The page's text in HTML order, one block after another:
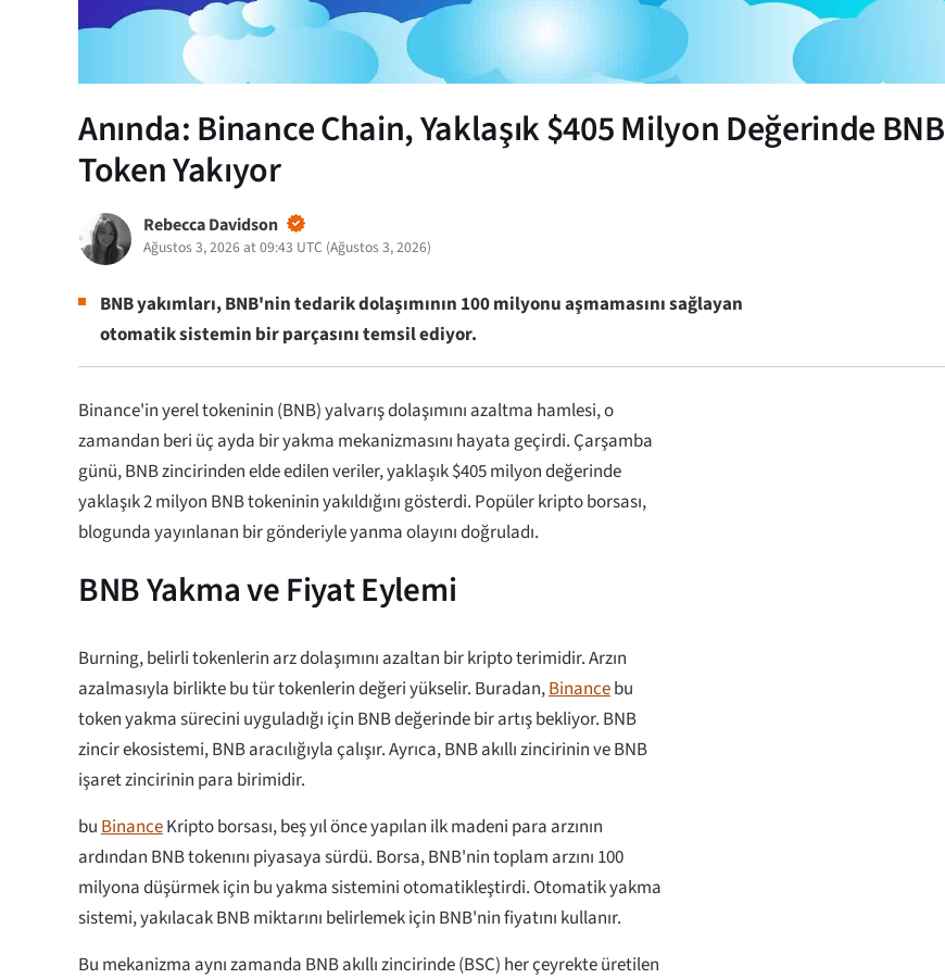
Anında: Binance Chain, Yaklaşık $405 Milyon Değerinde BNB
Token Yakıyor
Rebecca Davidson
Ağustos 3, 2026 at 09:43 UTC (Ağustos 3, 2026)
BNB yakımları, BNB'nin tedarik dolaşımının 100 milyonu aşmamasını sağlayan
otomatik sistemin bir parçasını temsil ediyor.
Binance'in yerel tokeninin (BNB) yalvarış dolaşımını azaltma hamlesi, o
zamandan beri üç ayda bir yakma mekanizmasını hayata geçirdi. Çarşamba
günü, BNB zincirinden elde edilen veriler, yaklaşık $405 milyon değerinde
yaklaşık 2 milyon BNB tokeninin yakıldığını gösterdi. Popüler kripto borsası,
blogunda yayınlanan bir gönderiyle yanma olayını doğruladı.
BNB Yakma ve Fiyat Eylemi
Burning, belirli tokenlerin arz dolaşımını azaltan bir kripto terimidir. Arzın
azalmasıyla birlikte bu tür tokenlerin değeri yükselir. Buradan,Binancebu
token yakma sürecini uyguladığı için BNB değerinde bir artış bekliyor. BNB
zincir ekosistemi, BNB aracılığıyla çalışır. Ayrıca, BNB akıllı zincirinin ve BNB
işaret zincirinin para birimidir.
bu BinanceKripto borsası, beş yıl önce yapılan ilk madeni para arzının
ardından BNB tokenını piyasaya sürdü. Borsa, BNB'nin toplam arzını 100
milyona düşürmek için bu yakma sistemini otomatikleştirdi. Otomatik yakma
sistemi, yakılacak BNB miktarını belirlemek için BNB'nin fiyatını kullanır.
Bu mekanizma aynı zamanda BNB akıllı zincirinde (BSC) her çeyrekte üretilen